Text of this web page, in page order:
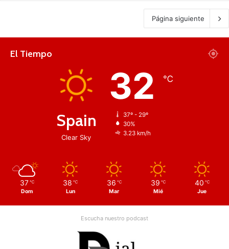
Página siguiente
El Tiempo
Spain
Clear Sky
32 ℃
37º - 29º
30%
3.23 km/h
37 ℃
Dom
38 ℃
Lun
36 ℃
Mar
39 ℃
Mié
40 ℃
Jue
Escucha nuestro podcast